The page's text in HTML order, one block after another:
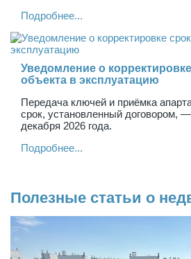
Подробнее...
Уведомление о
объекта в эксплуатацию
Передача ключей и приёмка
срок, установленный договором,
декабря 2026 года.
Подробнее...
Полезные статьи о